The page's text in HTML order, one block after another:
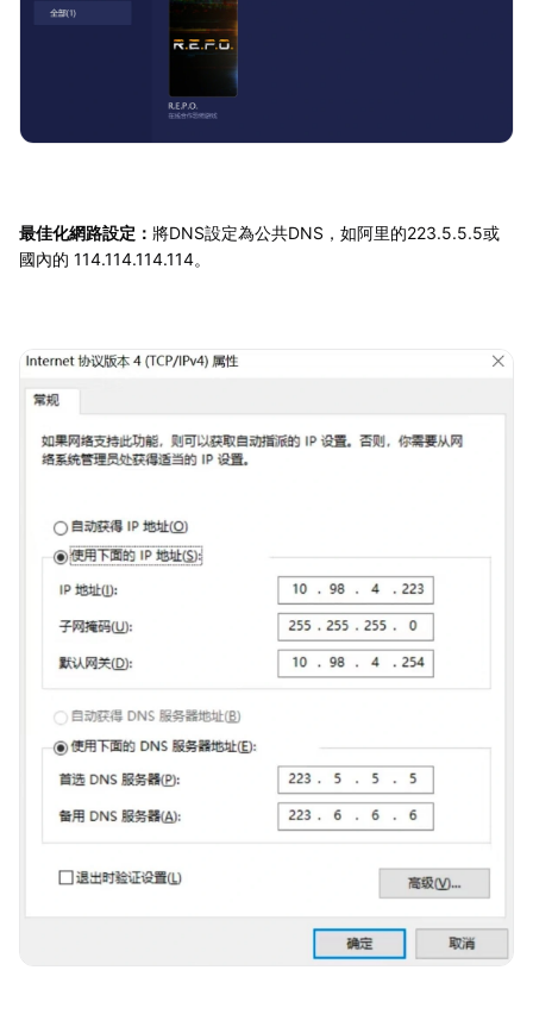
最佳化網路設定： 將DNS設定為公共DNS，如阿里的223.5.5.5或
國內的 114.114.114.114。